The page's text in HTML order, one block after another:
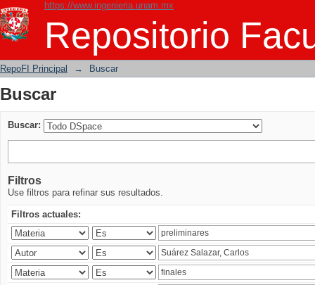
https://www.ingenieria.unam.mx
Repositorio
Buscar
RepoFI Principal → Buscar
Buscar
Buscar:
Filtros
Use filtros para refinar sus resultados.
Filtros actuales: